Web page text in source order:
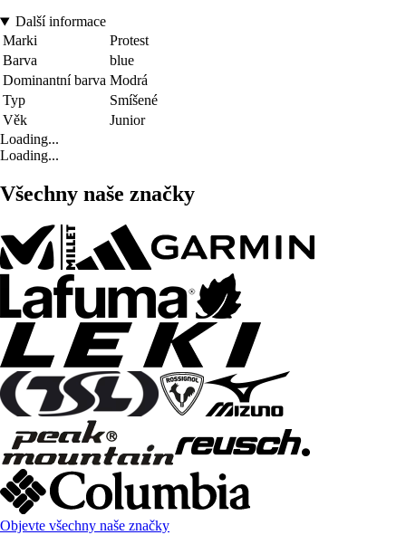
Další informace
Marki
Protest
Barva
blue
Dominantní barva Modrá
Typ
Smíšené
Věk
Junior
Loading...
Loading...
Všechny naše značky
Objevte všechny naše značky